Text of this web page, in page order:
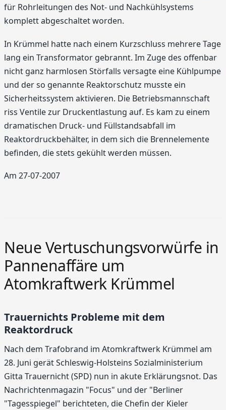
für Rohrleitungen des Not- und Nachkühlsystems
komplett abgeschaltet worden.
In Krümmel hatte nach einem Kurzschluss mehrere Tage
lang ein Transformator gebrannt. Im Zuge des offenbar
nicht ganz harmlosen Störfalls versagte eine Kühlpumpe
und der so genannte Reaktorschutz musste ein
Sicherheitssystem aktivieren. Die Betriebsmannschaft
riss Ventile zur Druckentlastung auf. Es kam zu einem
dramatischen Druck- und Füllstandsabfall im
Reaktordruckbehälter, in dem sich die Brennelemente
befinden, die stets gekühlt werden müssen.
Am 27-07-2007
Neue Vertuschungsvorwürfe in
Pannenaffäre um
Atomkraftwerk Krümmel
Trauernichts Probleme mit dem
Reaktordruck
Nach dem Trafobrand im Atomkraftwerk Krümmel am
28. Juni gerät Schleswig-Holsteins Sozialministerium
Gitta Trauernicht (SPD) nun in akute Erklärungsnot. Das
Nachrichtenmagazin "Focus" und der "Berliner
"Tagesspiegel" berichteten, die Chefin der Kieler